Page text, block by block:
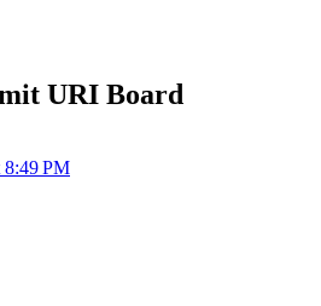
URI Board
8:49 PM